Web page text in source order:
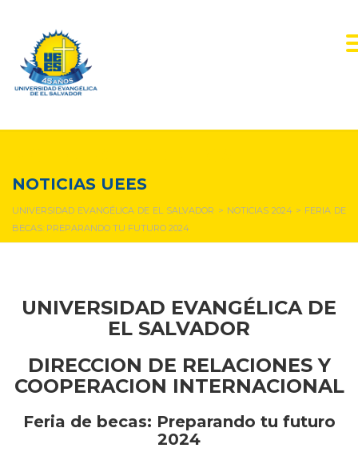
NOTICIAS UEES
UNIVERSIDAD EVANGÉLICA DE EL SALVADOR > NOTICIAS 2024> FERIA DE
BECAS: PREPARANDO TU FUTURO 2024
UNIVERSIDAD EVANGÉLICA DE
EL SALVADOR
DIRECCION DE RELACIONES Y
COOPERACION INTERNACIONAL
Feria de becas: Preparando tu futuro
2024